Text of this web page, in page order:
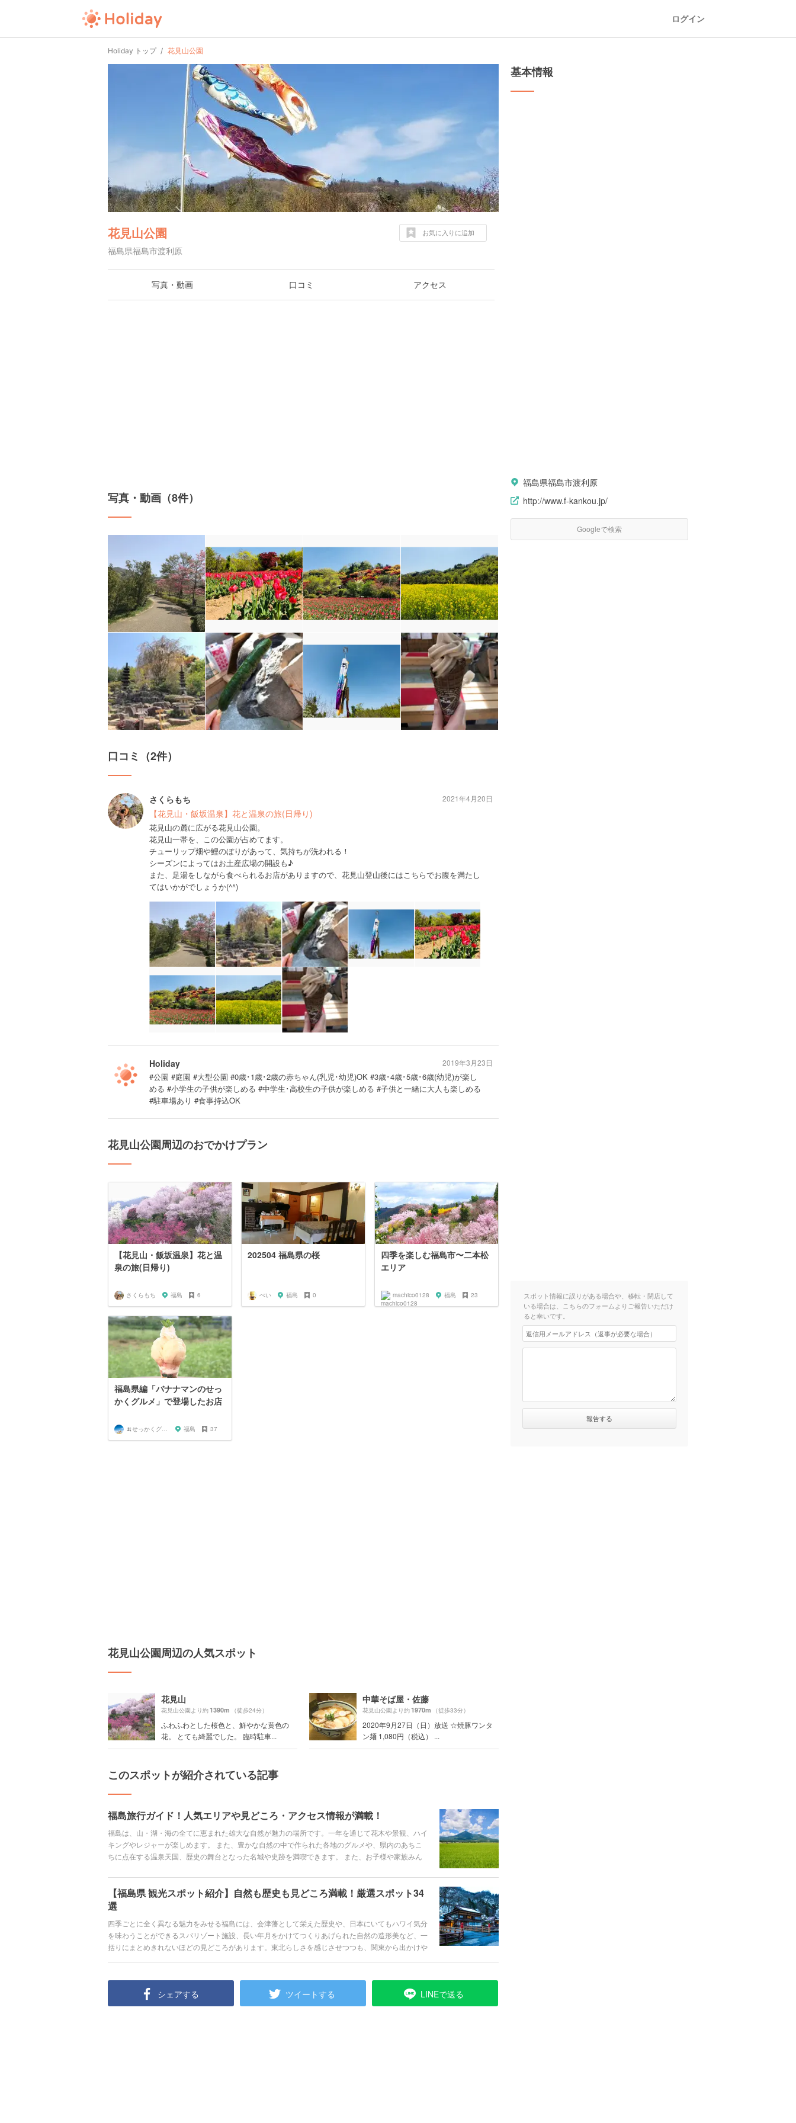
ログイン
Holiday トップ 花見山公園
花見山公園
福島県福島市渡利原
お気に入りに追加
写真・動画 口コミ アクセス
写真・動画（8件）
口コミ（2件）
さくらもち
【花見山・飯坂温泉】花と温泉の旅(日帰り)
花見山の麓に広がる花見山公園。
花見山一帯を、この公園が占めてます。
チューリップ畑や鯉のぼりがあって、気持ちが洗われる！
シーズンによってはお土産広場の開設も♪
また、足湯をしながら食べられるお店がありますので、花見山登山後にはこちらでお腹を満たし
てはいかがでしょうか(^^)
2021年4月20日
Holiday
#公園 #庭園 #大型公園 #0歳･1歳･2歳の赤ちゃん(乳児･幼児)OK #3歳･4歳･5歳･6歳(幼児)が楽し
める #小学生の子供が楽しめる #中学生･高校生の子供が楽しめる #子供と一緒に大人も楽しめる
#駐車場あり #食事持込OK
2019年3月23日
花見山公園周辺のおでかけプラン
【花見山・飯坂温泉】花と温
泉の旅(日帰り)
さくらもち 福島 6
202504 福島県の桜
ぺい 福島 0
四季を楽しむ福島市〜二本松
エリア
machico0128 福島 23
福島県編「バナナマンのせっ
かくグルメ」で登場したお店
🍌せっかくグルメまにあ🍌 福島 37
花見山公園周辺の人気スポット
花見山
花見山公園より約1390m （徒歩24分）
ふわふわとした桜色と、鮮やかな黄色の
花。 とても綺麗でした。 臨時駐車...
中華そば屋・佐藤
花見山公園より約1970m （徒歩33分）
2020年9月27日（日）放送 ☆焼豚ワンタ
ン麺 1,080円（税込） ...
このスポットが紹介されている記事
福島旅行ガイド！人気エリアや見どころ・アクセス情報が満載！
福島は、山・湖・海の全てに恵まれた雄大な自然が魅力の場所です。一年を通じて花木や景観、ハイ
キングやレジャーが楽しめます。 また、豊かな自然の中で作られた各地のグルメや、県内のあちこ
ちに点在する温泉天国、歴史の舞台となった名城や史跡を満喫できます。 また、お子様や家族みん
ット、アクセス、おすすめのホテルにいたるまで、盛りだくさんでご紹介します。
【福島県 観光スポット紹介】自然も歴史も見どころ満載！厳選スポット34
選
四季ごとに全く異なる魅力をみせる福島には、会津藩として栄えた歴史や、日本にいてもハワイ気分
を味わうことができるスパリゾート施設、長い年月をかけてつくりあげられた自然の造形美など、一
括りにまとめきれないほどの見どころがあります。東北らしさを感じさせつつも、関東から出かけや
シェアする ツイートする LINEで送る
基本情報
福島県福島市渡利原
http://www.f-kankou.jp/
Googleで検索
スポット情報に誤りがある場合や、移転・閉店して
いる場合は、こちらのフォームよりご報告いただけ
ると幸いです。